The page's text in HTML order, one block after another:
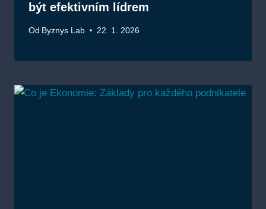
být efektivním lídrem
Od Byznys Lab 22. 1. 2026